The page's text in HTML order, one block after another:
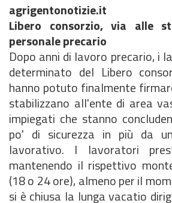
agrigentonotizie.it
Libero consorzio, via alle
personale precario
Dopo anni di lavoro precario, i
determinato del Libero
hanno potuto finalmente
stabilizzano all'ente di area
impiegati che stanno
po' di sicurezza in più da
lavorativo. I lavoratori
mantenendo il rispettivo
(18 o 24 ore), almeno per il
si è chiusa la lunga vacatio